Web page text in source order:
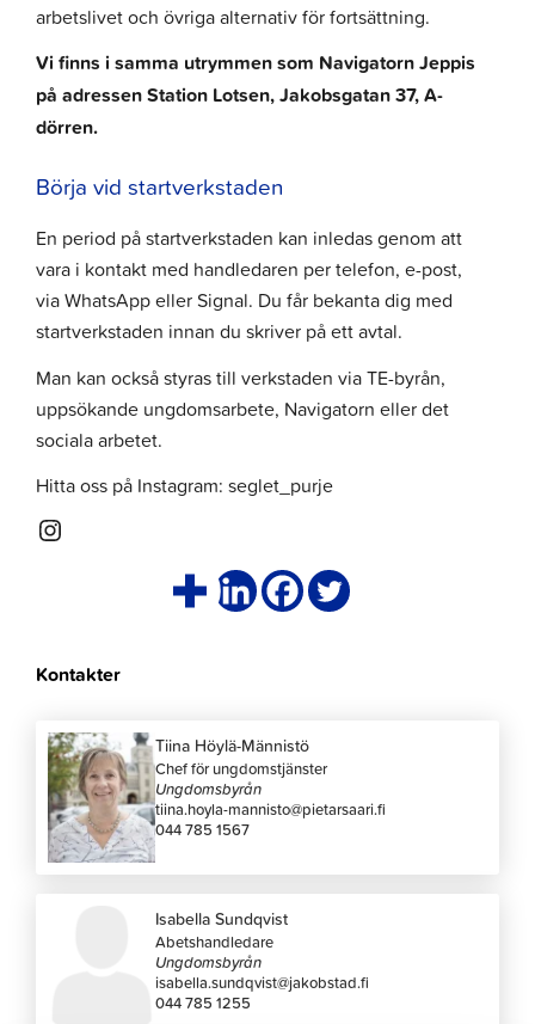
arbetslivet och övriga alternativ för fortsättning.
Vi finns i samma utrymmen som Navigatorn Jeppis
på adressen Station Lotsen, Jakobsgatan 37, A-
dörren.
Börja vid startverkstaden
En period på startverkstaden kan inledas genom att
vara i kontakt med handledaren per telefon, e-post,
via WhatsApp eller Signal. Du får bekanta dig med
startverkstaden innan du skriver på ett avtal.
Man kan också styras till verkstaden via TE-byrån,
uppsökande ungdomsarbete, Navigatorn eller det
sociala arbetet.
Hitta oss på Instagram: seglet_purje
Instagram
Kontakter
Tiina Höylä-Männistö
Chef för ungdomstjänster
Ungdomsbyrån
tiina.hoyla-mannisto@pietarsaari.fi
044 785 1567
Isabella Sundqvist
Abetshandledare
Ungdomsbyrån
isabella.sundqvist@jakobstad.fi
044 785 1255